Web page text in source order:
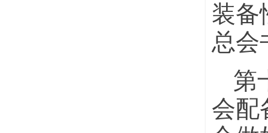
装备
总会
第
会配